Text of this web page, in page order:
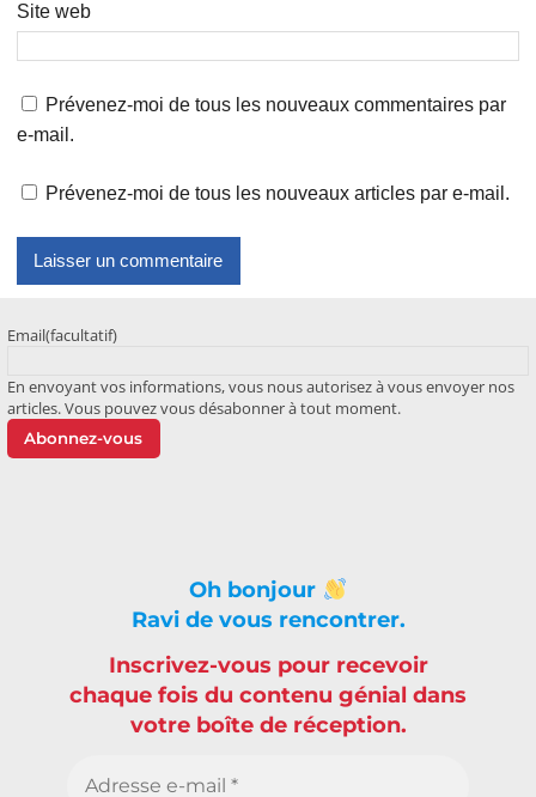
Site web
Prévenez-moi de tous les nouveaux commentaires par
e-mail.
Prévenez-moi de tous les nouveaux articles par e-mail.
Email(facultatif)
En envoyant vos informations, vous nous autorisez à vous envoyer nos
articles. Vous pouvez vous désabonner à tout moment.
Abonnez-vous
Oh bonjour
Ravi de vous rencontrer.
Inscrivez-vous pour recevoir
chaque fois du contenu génial dans
votre boîte de réception.